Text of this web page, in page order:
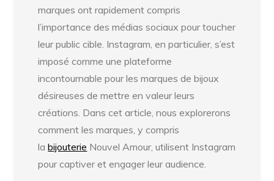
marques ont rapidement compris
l’importance des médias sociaux pour toucher
leur public cible. Instagram, en particulier, s’est
imposé comme une plateforme
incontournable pour les marques de bijoux
désireuses de mettre en valeur leurs
créations. Dans cet article, nous explorerons
comment les marques, y compris
labijouterie Nouvel Amour, utilisent Instagram
pour captiver et engager leur audience.